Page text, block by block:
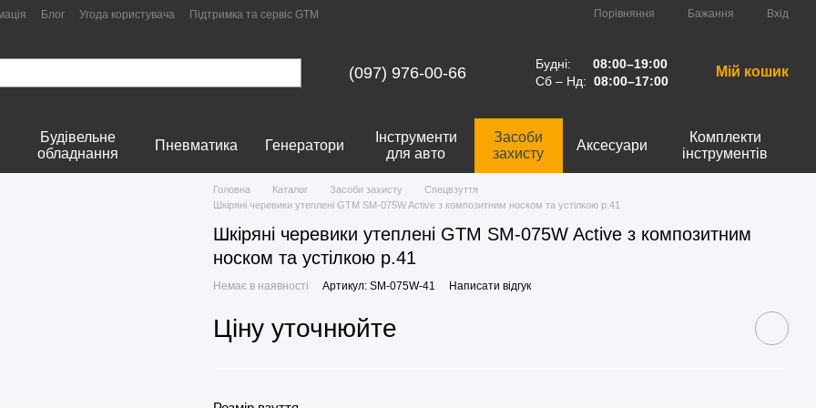
Блог Угода користувача Підтримка та сервіс GTM Порівняння Бажання Вхід
(097) 976-00-66 Будні:
08:00–19:00
Сб – Нд: 08:00–17:00
Мій кошик
Будівельне
обладнання
Пневматика Генератори
Інструменти
для авто
Засоби
захисту
Аксесуари
Комплекти
інструментів
Головна Каталог Засоби захисту
Спецвзуття
Шкіряні черевики утеплені GTM SM-075W Active з композитним носком та устілкою р.41
Шкіряні черевики утеплені GTM SM-075W Active з композитним
носком та устілкою р.41
Немає в наявності Артикул: SM-075W-41 Написати відгук
Ціну уточнюйте